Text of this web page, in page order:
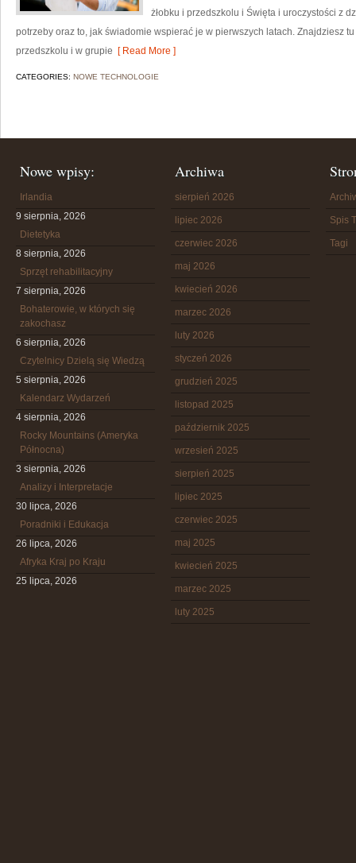
żłobku i przedszkolu i Święta i uroczystości z
potrzeby oraz to, jak świadomie wspierać je w pierwszych latach. Znajdziesz
przedszkolu i w grupie [ Read More ]
CATEGORIES: NOWE TECHNOLOGIE
Nowe wpisy:
Irlandia
9 sierpnia, 2026
Dietetyka
8 sierpnia, 2026
Sprzęt rehabilitacyjny
7 sierpnia, 2026
Bohaterowie, w których się
zakochasz
6 sierpnia, 2026
Czytelnicy Dzielą się Wiedzą
5 sierpnia, 2026
Kalendarz Wydarzeń
4 sierpnia, 2026
Rocky Mountains (Ameryka
Północna)
3 sierpnia, 2026
Analizy i Interpretacje
30 lipca, 2026
Poradniki i Edukacja
26 lipca, 2026
Afryka Kraj po Kraju
25 lipca, 2026
Archiwa
sierpień 2026
lipiec 2026
czerwiec 2026
maj 2026
kwiecień 2026
marzec 2026
luty 2026
styczeń 2026
grudzień 2025
listopad 2025
październik 2025
wrzesień 2025
sierpień 2025
lipiec 2025
czerwiec 2025
maj 2025
kwiecień 2025
marzec 2025
luty 2025
Spis
Tagi